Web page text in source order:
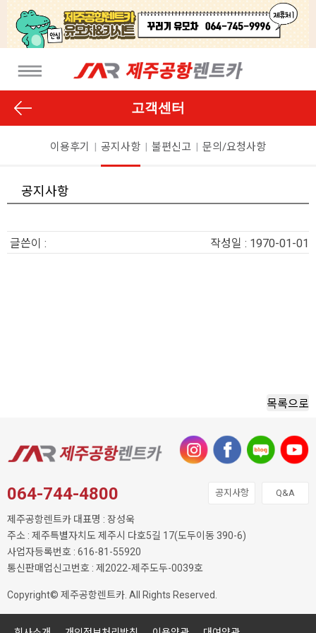
고객센터
이용후기 공지사항 불편신고 문의/요청사항
공지사항
글쓴이 : 작성일 : 1970-01-01
목록으로
064-744-4800 공지사항 Q&A
제주공항렌트카 대표명 : 장성욱
주소 : 제주특별자치도 제주시 다호5길 17(도두이동 390-6)
사업자등록번호 : 616-81-55920
통신판매업신고번호 : 제2022-제주도두-0039호
Copyright© 제주공항렌트카. All Rights Reserved.